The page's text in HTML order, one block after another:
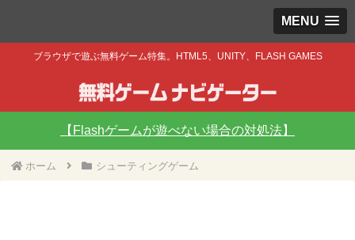
MENU
ブラウザで遊ぶ無料ゲーム特集。HTML5、UNITY、FLASH GAMES
【Flashゲームが遊べない場合の対処法】
ホーム シューティングゲーム